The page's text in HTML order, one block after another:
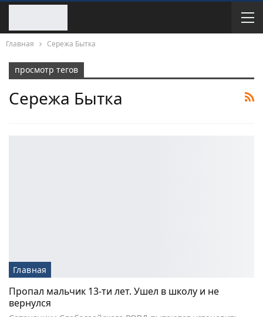
Главная Сережа Бытка
просмотр тегов
Сережа Бытка
Главная
Пропал мальчик 13-ти лет. Ушел в школу и не
вернулся